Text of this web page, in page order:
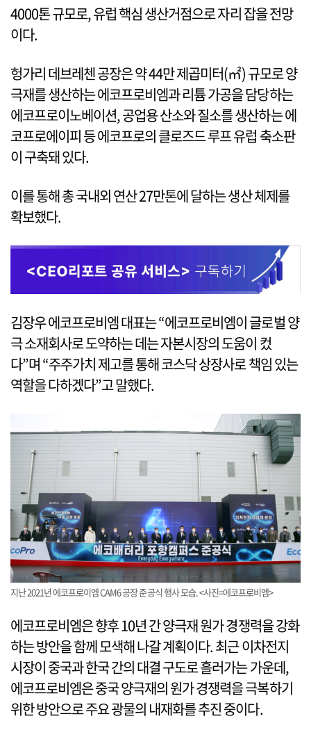
4000톤 규모로, 유럽 핵심 생산거점으로 자리 잡을 전망
이다.
헝가리 데브레첸 공장은 약 44만 제곱미터(㎡) 규모로 양
극재를 생산하는 에코프로비엠과 리튬 가공을 담당하는
에코프로이노베이션, 공업용 산소와 질소를 생산하는 에
코프로에이피 등 에코프로의 클로즈드 루프 유럽 축소판
이 구축돼 있다.
이를 통해 총 국내외 연산 27만톤에 달하는 생산 체제를
확보했다.
김장우 에코프로비엠 대표는 “에코프로비엠이 글로벌 양
극 소재회사로 도약하는 데는 자본시장의 도움이 컸
다”며 “주주가치 제고를 통해 코스닥 상장사로 책임 있는
역할을 다하겠다”고 말했다.
지난 2021년 에코프로이엠 CAM6 공장 준공식 행사 모습. <사진=에코프로비엠>
에코프로비엠은 향후 10년 간 양극재 원가 경쟁력을 강화
하는 방안을 함께 모색해 나갈 계획이다. 최근 이차전지
시장이 중국과 한국 간의 대결 구도로 흘러가는 가운데,
에코프로비엠은 중국 양극재의 원가 경쟁력을 극복하기
위한 방안으로 주요 광물의 내재화를 추진 중이다.